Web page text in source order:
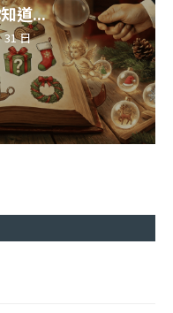
道...
31 日